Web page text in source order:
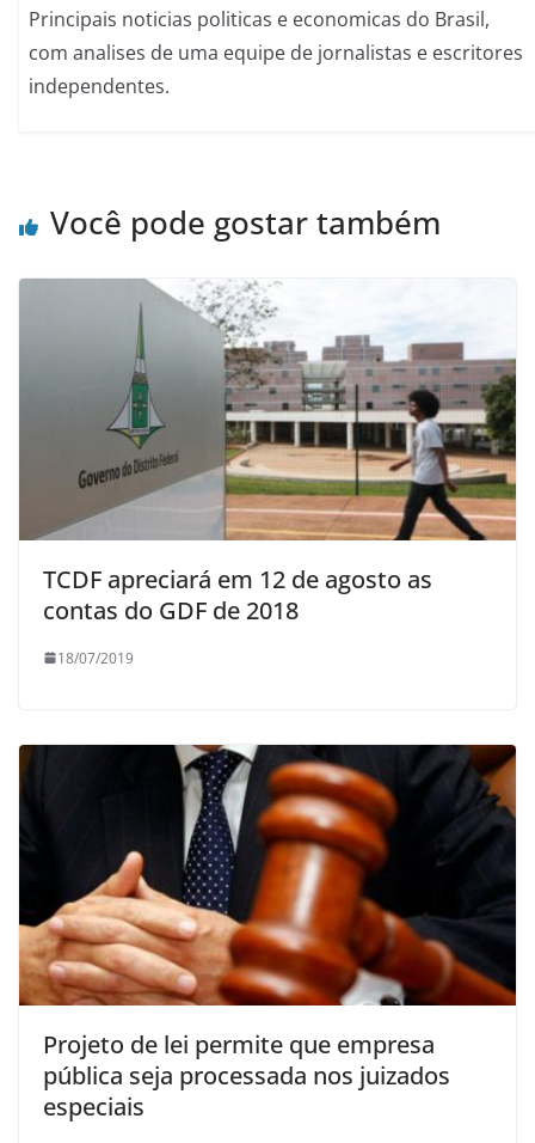
Principais noticias politicas e economicas do Brasil,
com analises de uma equipe de jornalistas e escritores
independentes.
Você pode gostar também
TCDF apreciará em 12 de agosto as
contas do GDF de 2018
18/07/2019
Projeto de lei permite que empresa
pública seja processada nos juizados
especiais